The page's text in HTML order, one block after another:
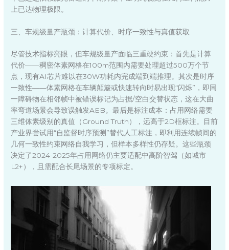
上已达物理极限。
三、车规级量产瓶颈：计算代价、时序一致性与真值获取
尽管技术指标亮眼，但车规级量产面临三重硬约束：首先是计算
代价——稠密体素网格在100m范围内需要处理超过500万个节
点，现有AI芯片难以在30W功耗内完成端到端推理。其次是时序
一致性——体素网格在车辆颠簸或快速转向时易出现“闪烁”，即同
一障碍物在相邻帧中被错误标记为占据/空白交替状态，这在大曲
率弯道场景会导致误触发AEB。最后是标注成本：占用网络需要
三维体素级别的真值（Ground Truth），远高于2D框标注。目前
产业界尝试用“自监督时序预测”替代人工标注，即利用连续帧间的
几何一致性约束网络自我学习，但样本多样性仍存疑。这些瓶颈
决定了2024-2025年占用网络仍主要适配中高阶智驾（如城市
L2+），且需配合长尾场景的专项标定。